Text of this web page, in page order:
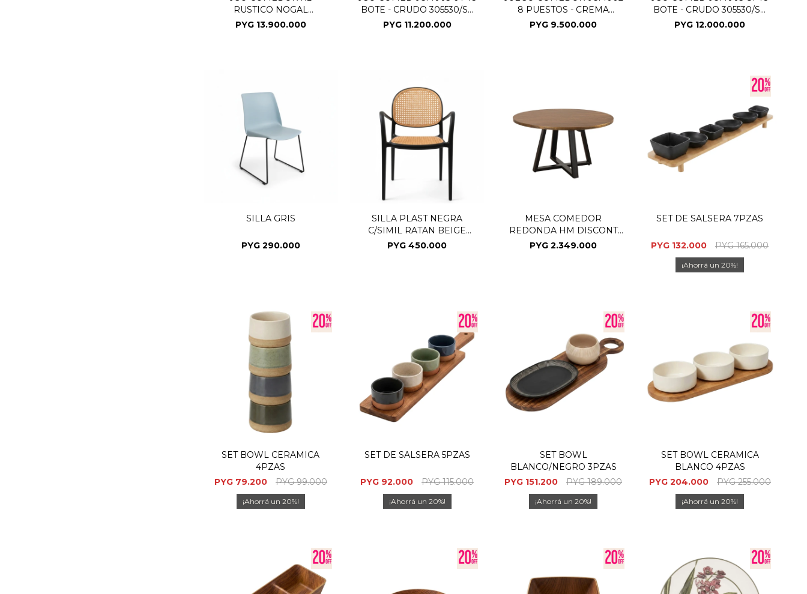
RUSTICO NOGAL
305531(CD)
PYG 13.900.000
BOTE - CRUDO 305530/SE
(CD)
PYG 11.200.000
8 PUESTOS - CREMA
305540 (CD)
PYG 9.500.000
BOTE - CRUDO 305530/SE
(CD)
PYG 12.000.000
SILLA GRIS
PYG 290.000
SILLA PLAST NEGRA
C/SIMIL RATAN BEIGE
57X42X84CM
PYG 450.000
MESA COMEDOR
REDONDA HM DISCONT
(CD)
PYG 2.349.000
SET DE SALSERA 7PZAS
PYG 132.000 PYG 165.000
20
SET BOWL CERAMICA
4PZAS
PYG 79.200 PYG 99.000
20
SET DE SALSERA 5PZAS
PYG 92.000 PYG 115.000
20
SET BOWL
BLANCO/NEGRO 3PZAS
PYG 151.200 PYG 189.000
20
SET BOWL CERAMICA
BLANCO 4PZAS
PYG 204.000 PYG 255.000
20